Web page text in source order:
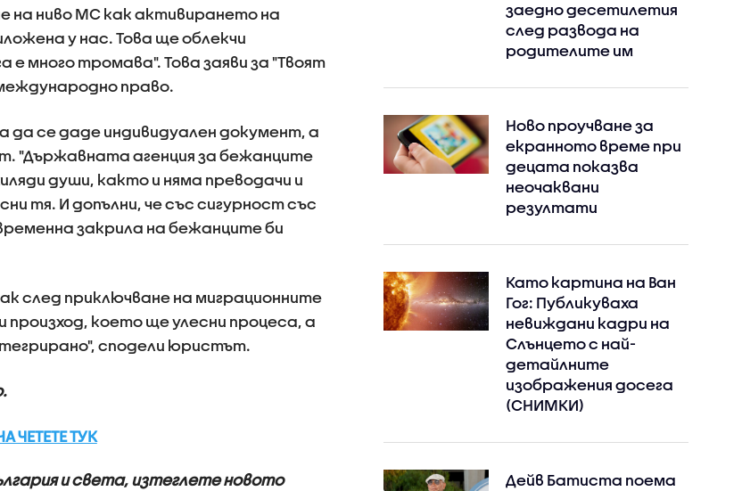
на ниво МС как активирането на
у нас. Това ще облекчи
много тромава". Това заяви за "Твоят
право.
да се даде индивидуален документ, а
"Държавната агенция за бежанците
души, както и няма преводачи и
тя. И допълни, че със сигурност със
закрила на бежанците би
след приключване на миграционните
което ще улесни процеса, а
сподели юристът.
ЧЕТЕТЕ ТУК
и света, изтеглете новото
заедно десетилетия
след развода на
родителите им
Ново проучване за
екранното време при
децата показва
неочаквани
резултати
Като картина на Ван
Гог: Публикуваха
невиждани кадри на
Слънцето с най-
детайлните
изображения досега
(СНИМКИ)
Дейв Батиста поема